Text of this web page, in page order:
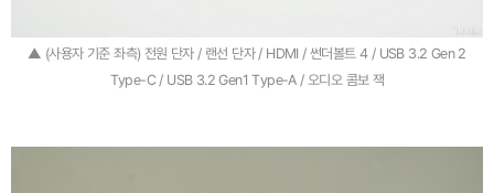
▲ (사용자 기준 좌측) 전원 단자 / 랜선 단자 / HDMI / 썬더볼트 4 / USB 3.2 Gen 2
Type-C / USB 3.2 Gen1 Type-A / 오디오 콤보 잭